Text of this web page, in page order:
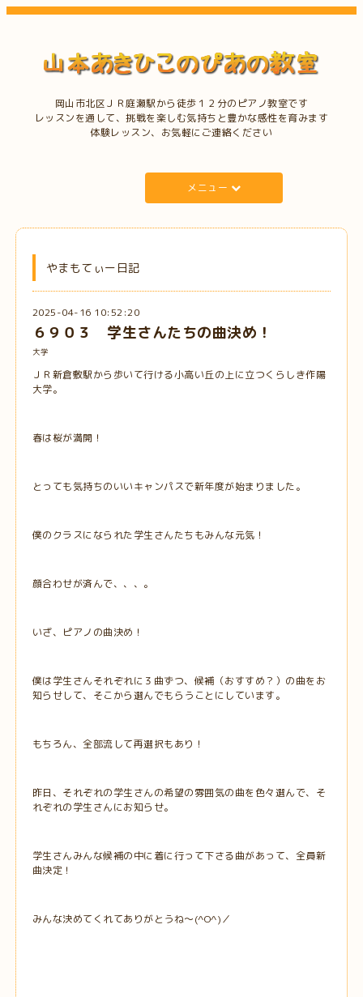
岡山市北区ＪＲ庭瀬駅から徒歩１２分のピアノ教室です
レッスンを通して、挑戦を楽しむ気持ちと豊かな感性を育みます
体験レッスン、お気軽にご連絡ください
メニュー
やまもてぃー日記
2025-04-16 10:52:20
６９０３ 学生さんたちの曲決め！
大学
ＪＲ新倉敷駅から歩いて行ける小高い丘の上に立つくらしき作陽
大学。
春は桜が満開！
とっても気持ちのいいキャンパスで新年度が始まりました。
僕のクラスになられた学生さんたちもみんな元気！
顔合わせが済んで、、、。
いざ、ピアノの曲決め！
僕は学生さんそれぞれに３曲ずつ、候補（おすすめ？）の曲をお
知らせして、そこから選んでもらうことにしています。
もちろん、全部流して再選択もあり！
昨日、それぞれの学生さんの希望の雰囲気の曲を色々選んで、そ
れぞれの学生さんにお知らせ。
学生さんみんな候補の中に着に行って下さる曲があって、全員新
曲決定！
みんな決めてくれてありがとうね～(^O^)／